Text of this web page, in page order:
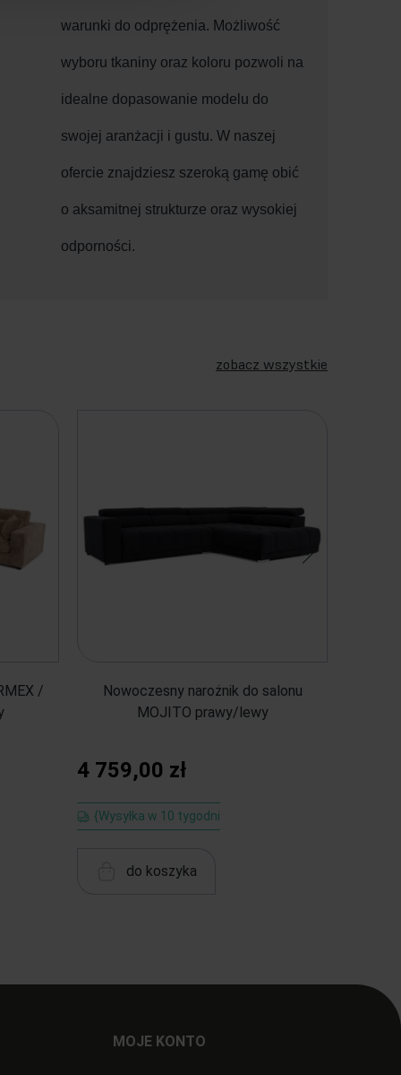
warunki do odprężenia. Możliwość
wyboru tkaniny oraz koloru pozwoli na
idealne dopasowanie modelu do
swojej aranżacji i gustu. W naszej
ofercie znajdziesz szeroką gamę obić
o aksamitnej strukturze oraz wysokiej
odporności.
zobacz wszystkie
/
Nowoczesny narożnik do salonu
MOJITO prawy/lewy
4 759,00 zł
{Wysyłka w 10 tygodni
do koszyka
MOJE KONTO